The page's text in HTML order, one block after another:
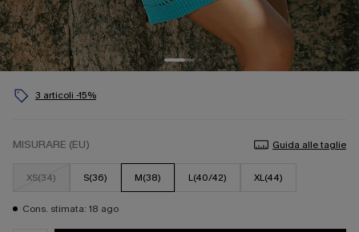
3 articoli -15%
MISURARE (EU) Guida alle taglie
XS(34) S(36) M(38) L(40/42) XL(44)
Cons. stimata: 18 ago